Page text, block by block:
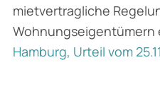
mietvertragliche
Hamburg, Urteil vom